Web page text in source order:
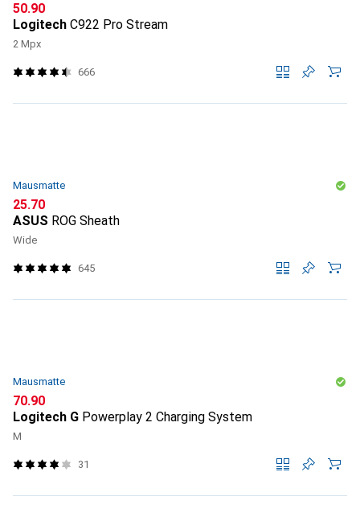
CHF
50.90
Logitech C922 Pro Stream
2 Mpx
666
Mausmatte
CHF
25.70
ASUS ROG Sheath
Wide
645
Mausmatte
CHF
70.90
Logitech G Powerplay 2 Charging System
M
31